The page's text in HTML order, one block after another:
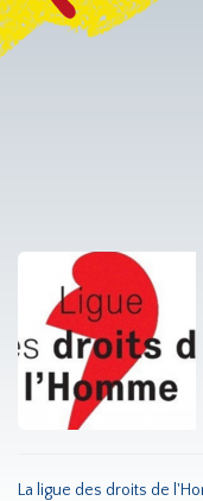
La ligue des droits de